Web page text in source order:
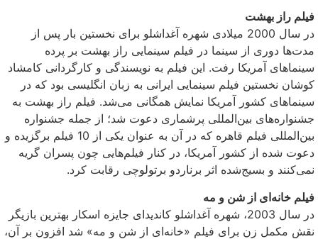
فیلم راز بهشت
در سال 2000 میلادی شهره آغداشلو برای نخستین بار پس از
مدت‌ها دوری از سینما در فیلم سینمایی راز بهشت بر پرده
سینماهای آمریکا رفت. این فیلم به نویسندگی و کارگردانی کامشاد
کوشان نخستین فیلم سینمایی ایرانی به زبان انگلیسی بود که در
سینماهای کشور آمریکا نمایش همگانی می‌شد. فیلم راز بهشت به
جشنواره‌های بین‌المللی پرشماری دعوت شد؛ از جمله جشنواره
بین‌المللی فیلم قاهره که در آن به عنوان یکی از 10 فیلم برگزیده و
دعوت شده از کشور آمریکا، در کنار فیلم‌هایی چون پسران گریه
نمی‌کنند و بسیج‌شده اثر برناردو برتولوچی رقابت کرد.
فیلم خانه‌ای از شن و مه
در سال 2003، شهره آغداشلو کاندیدای جایزه اسکار بهترین بازیگر
نقش مکمل زن برای فیلم «خانه‌ای از شن و مه» شد افزون بر آن،